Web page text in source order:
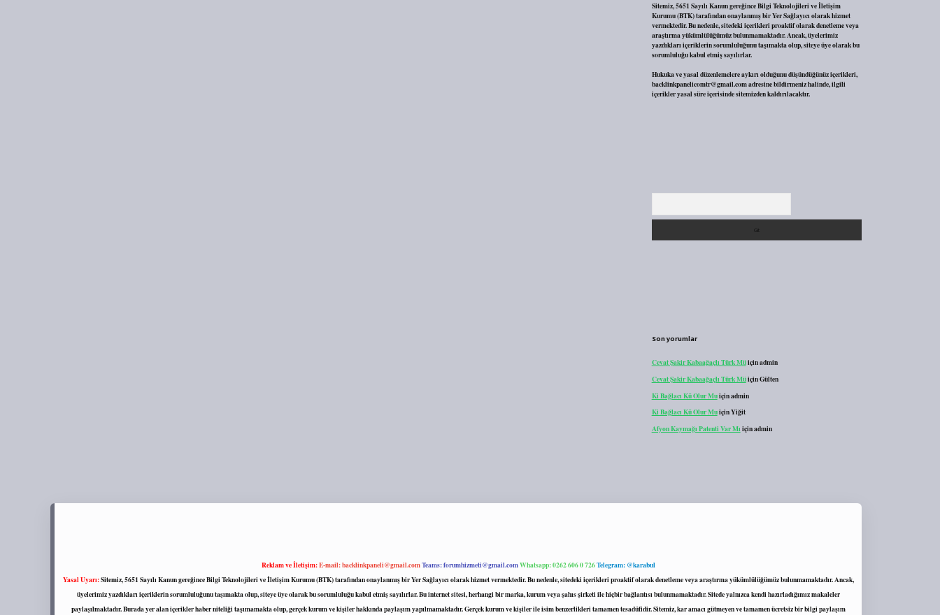
Sitemiz, 5651 Sayılı Kanun gereğince Bilgi Teknolojileri ve İletişim
Kurumu (BTK) tarafından onaylanmış bir Yer Sağlayıcı olarak hizmet
vermektedir. Bu nedenle, sitedeki içerikleri proaktif olarak denetleme veya
araştırma yükümlülüğümüz bulunmamaktadır. Ancak, üyelerimiz
yazdıkları içeriklerin sorumluluğunu taşımakta olup, siteye üye olarak bu
sorumluluğu kabul etmiş sayılırlar.
Hukuka ve yasal düzenlemelere aykırı olduğunu düşündüğünüz içerikleri,
backlinkpanelicomtr@gmail.comadresine bildirmeniz halinde, ilgili
içerikler yasal süre içerisinde sitemizden kaldırılacaktır.
Son yorumlar
Cevat Şakir Kabaağaçlı Türk Müiçinadmin
Cevat Şakir Kabaağaçlı Türk MüiçinGülten
Ki Bağlacı Kü Olur Muiçinadmin
Ki Bağlacı Kü Olur MuiçinYiğit
Afyon Kaymağı Patenti Var Mı içinadmin
Reklam ve İletişim:E-mail:backlinkpaneli@gmail.comTeams:forumhizmeti@gmail.comWhatsapp: 0262 606 0 726Telegram: @karabul
Yasal Uyarı:Sitemiz, 5651 Sayılı Kanun gereğince Bilgi Teknolojileri ve İletişim Kurumu (BTK) tarafından onaylanmış bir Yer Sağlayıcı olarak hizmet vermektedir. Bu nedenle, sitedeki içerikleri proaktif olarak denetleme veya araştırma yükümlülüğümüz bulunmamaktadır. Ancak,
üyelerimiz yazdıkları içeriklerin sorumluluğunu taşımakta olup, siteye üye olarak bu sorumluluğu kabul etmiş sayılırlar. Bu internet sitesi, herhangi bir marka, kurum veya şahıs şirketi ile hiçbir bağlantısı bulunmamaktadır. Sitede yalnızca kendi hazırladığımız makaleler
paylaşılmaktadır. Burada yer alan içerikler haber niteliği taşımamakta olup, gerçek kurum ve kişiler hakkında paylaşım yapılmamaktadır. Gerçek kurum ve kişiler ile isim benzerlikleri tamamen tesadüfidir. Sitemiz, kar amacı gütmeyen ve tamamen ücretsiz bir bilgi paylaşım